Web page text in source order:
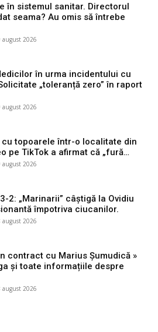
în sistemul sanitar. Directorul
seama? Au omis să întrebe
august 2026
în urma incidentului cu
„toleranță zero” în raport
august 2026
cu topoarele într-o localitate din
pe TikTok a afirmat că „fură…
august 2026
2: „Marinarii” câștigă la Ovidiu
împotriva ciucanilor.
august 2026
contract cu Marius Șumudică »
și toate informațiile despre
august 2026